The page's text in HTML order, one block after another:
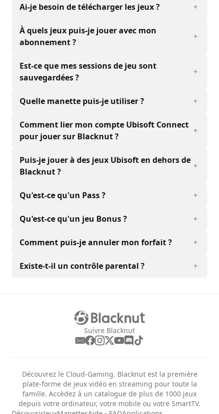
Ai-je besoin de télécharger les jeux ?
À quels jeux puis-je jouer avec mon
abonnement ?
Est-ce que mes sessions de jeu sont
sauvegardées ?
Quelle manette puis-je utiliser ?
Comment lier mon compte Ubisoft Connect
pour jouer sur Blacknut ?
Puis-je jouer à des jeux Ubisoft en dehors de
Blacknut ?
Qu'est-ce qu'un Pass ?
Qu'est-ce qu'un jeu Bonus ?
Comment puis-je annuler mon forfait ?
Existe-t-il un contrôle parental ?
Suivre Blacknut
Découvrez le Cloud-Gaming. Blacknut est la première
plate-forme de jeux vidéo en streaming pour toute la
famille. Accèdez à un catalogue de plus de 1000 jeux
depuis votre ordinateur, votre mobile ou votre SmartTV.